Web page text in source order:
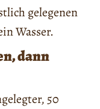
gelegenen
Wasser.
dann
50